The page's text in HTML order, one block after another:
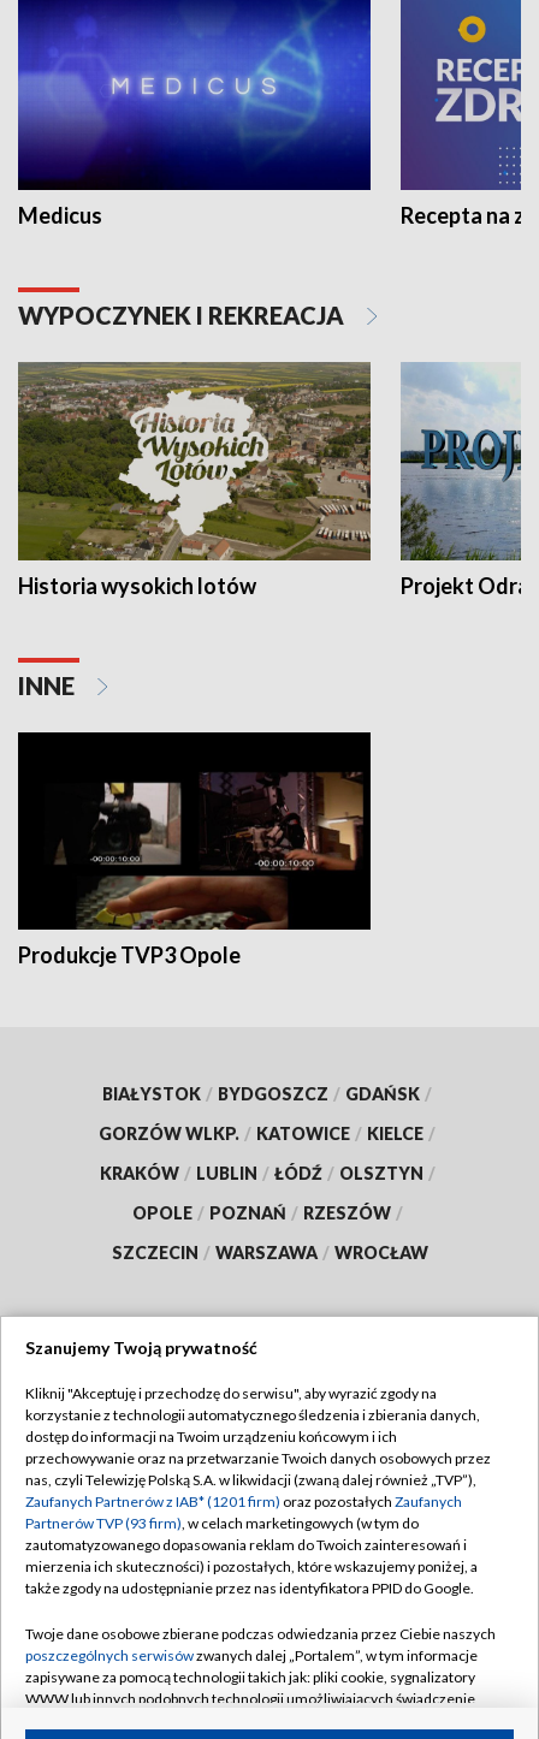
Medicus Recepta na
WYPOCZYNEK I REKREACJA
Historia wysokich lotów Projekt Odra
INNE
Produkcje TVP3 Opole
BIAŁYSTOK / BYDGOSZCZ / GDAŃSK /
GORZÓW WLKP. / KATOWICE / KIELCE /
KRAKÓW / LUBLIN / ŁÓDŹ / OLSZTYN /
OPOLE / POZNAŃ / RZESZÓW /
SZCZECIN / WARSZAWA / WROCŁAW
TVP
Abonament TVP
Emisja w TVP
Centrum informacji TVP
Naziemna Telewizja Cyfrowa
Rada Programowa
System NOS
Informacje o nadawcy
Regulamin TVP
Polityka prywatności
Moje zgody
Pomoc
Kontakt
Kanały
Szanujemy Twoją prywatność
Kliknij "Akceptuję i przechodzę do serwisu", aby wyrazić zgody na
korzystanie z technologii automatycznego śledzenia i zbierania danych,
dostęp do informacji na Twoim urządzeniu końcowym i ich
przechowywanie oraz na przetwarzanie Twoich danych osobowych przez
nas, czyli Telewizję Polską S.A. w likwidacji (zwaną dalej również „TVP”),
Zaufanych Partnerów z IAB* (1201 firm) oraz pozostałych Zaufanych
Partnerów TVP (93 firm), w celach marketingowych (w tym do
zautomatyzowanego dopasowania reklam do Twoich zainteresowań i
mierzenia ich skuteczności) i pozostałych, które wskazujemy poniżej, a
także zgody na udostępnianie przez nas identyfikatora PPID do Google.
Twoje dane osobowe zbierane podczas odwiedzania przez Ciebie naszych
poszczególnych serwisówzwanych dalej „Portalem”, w tym informacje
zapisywane za pomocą technologii takich jak: pliki cookie, sygnalizatory
WWW lub innych podobnych technologii umożliwiających świadczenie